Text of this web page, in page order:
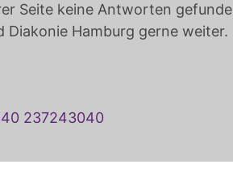
Seite keine Antworten
Diakonie Hamburg gerne weiter.
237243040